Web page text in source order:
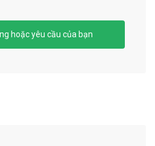
hoặc yêu cầu của bạn